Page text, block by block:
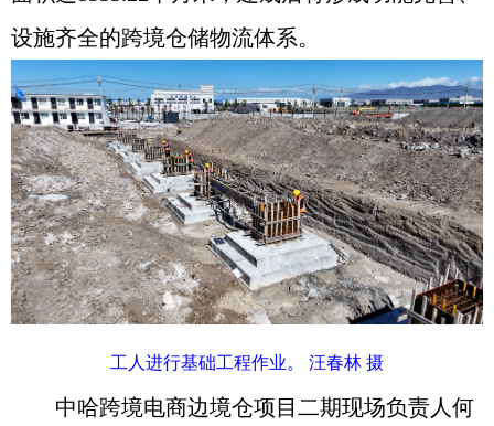
设施齐全的跨境仓储物流体系。
工人进行基础工程作业。 汪春林 摄
中哈跨境电商边境仓项目二期现场负责人何